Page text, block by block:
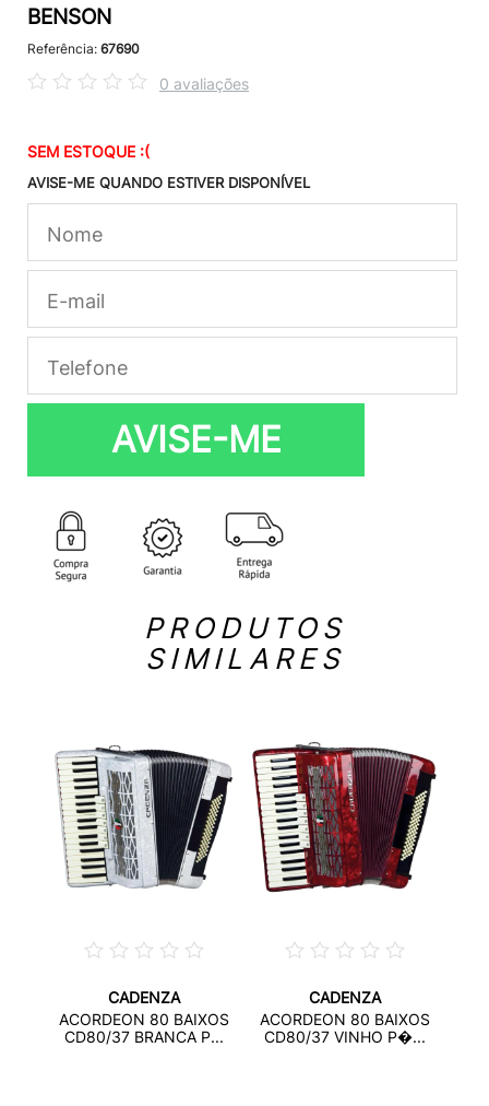
BENSON
Referência: 67690
0 avaliações
SEM ESTOQUE :(
AVISE-ME QUANDO ESTIVER DISPONÍVEL
AVISE-ME
PRODUTOS
SIMILARES
CADENZA
ACORDEON 80 BAIXOS
CD80/37 BRANCA P...
CADENZA
ACORDEON 80 BAIXOS
CD80/37 VINHO P�...